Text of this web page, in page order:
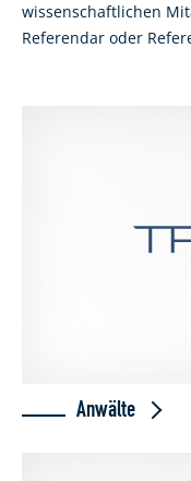
wissenschaftlichen
Referendar oder
Anwälte